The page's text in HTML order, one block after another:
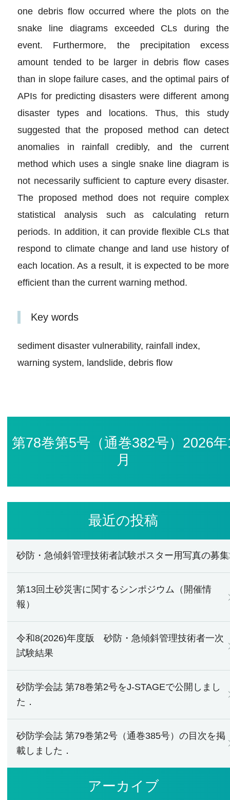
one debris flow occurred where the plots on the
snake line diagrams exceeded CLs during the
event. Furthermore, the precipitation excess
amount tended to be larger in debris flow cases
than in slope failure cases, and the optimal pairs of
APIs for predicting disasters were different among
disaster types and locations. Thus, this study
suggested that the proposed method can detect
anomalies in rainfall credibly, and the current
method which uses a single snake line diagram is
not necessarily sufficient to capture every disaster.
The proposed method does not require complex
statistical analysis such as calculating return
periods. In addition, it can provide flexible CLs that
respond to climate change and land use history of
each location. As a result, it is expected to be more
efficient than the current warning method.
Key words
sediment disaster vulnerability, rainfall index,
warning system, landslide, debris flow
第78巻第5号（通巻382号）2026年
月
最近の投稿
砂防・急傾斜管理技術者試験ポスター用写真の募集
第13回土砂災害に関するシンポジウム（開催情
報）
令和8(2026)年度版 砂防・急傾斜管理技術者一次
試験結果
砂防学会誌 第78巻第2号をJ-STAGEで公開しまし
た．
砂防学会誌 第79巻第2号（通巻385号）の目次を掲
載しました．
アーカイブ